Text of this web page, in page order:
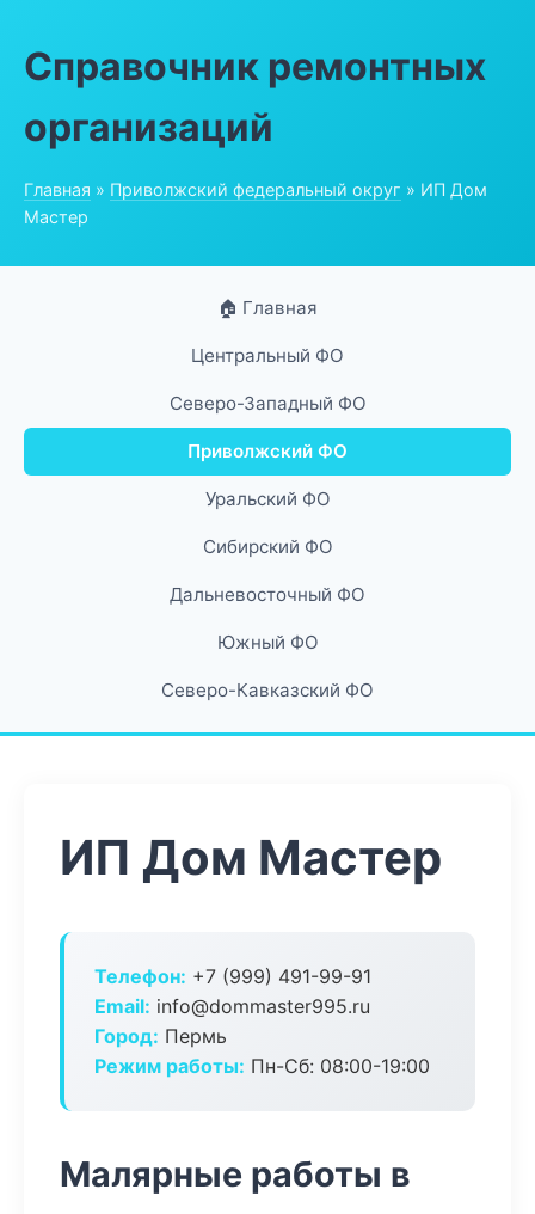
Справочник ремонтных
организаций
Главная » Приволжский федеральный округ » ИП Дом
Мастер
🏠 Главная
Центральный ФО
Северо-Западный ФО
Приволжский ФО
Уральский ФО
Сибирский ФО
Дальневосточный ФО
Южный ФО
Северо-Кавказский ФО
ИП Дом Мастер
Телефон: +7 (999) 491-99-91
Email: info@dommaster995.ru
Город: Пермь
Режим работы: Пн-Сб: 08:00-19:00
Малярные работы в